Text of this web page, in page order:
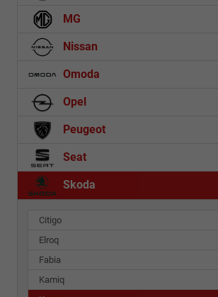
MG
Nissan
Omoda
Opel
Peugeot
Seat
Skoda
Citigo
Elroq
Fabia
Kamiq